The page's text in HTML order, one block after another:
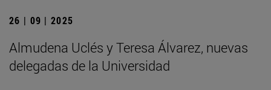
26 | 09 | 2025
Almudena Uclés y Teresa Álvarez, nuevas
delegadas de la Universidad